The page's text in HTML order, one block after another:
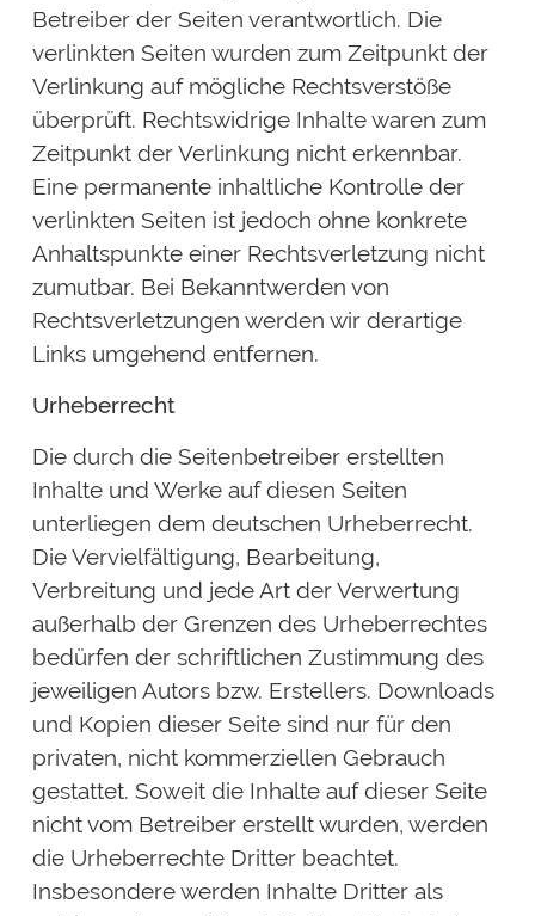
Betreiber der Seiten verantwortlich. Die
verlinkten Seiten wurden zum Zeitpunkt der
Verlinkung auf mögliche Rechtsverstöße
überprüft. Rechtswidrige Inhalte waren zum
Zeitpunkt der Verlinkung nicht erkennbar.
Eine permanente inhaltliche Kontrolle der
verlinkten Seiten ist jedoch ohne konkrete
Anhaltspunkte einer Rechtsverletzung nicht
zumutbar. Bei Bekanntwerden von
Rechtsverletzungen werden wir derartige
Links umgehend entfernen.
Urheberrecht
Die durch die Seitenbetreiber erstellten
Inhalte und Werke auf diesen Seiten
unterliegen dem deutschen Urheberrecht.
Die Vervielfältigung, Bearbeitung,
Verbreitung und jede Art der Verwertung
außerhalb der Grenzen des Urheberrechtes
bedürfen der schriftlichen Zustimmung des
jeweiligen Autors bzw. Erstellers. Downloads
und Kopien dieser Seite sind nur für den
privaten, nicht kommerziellen Gebrauch
gestattet. Soweit die Inhalte auf dieser Seite
nicht vom Betreiber erstellt wurden, werden
die Urheberrechte Dritter beachtet.
Insbesondere werden Inhalte Dritter als